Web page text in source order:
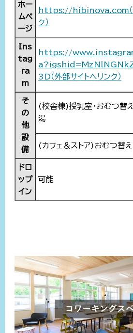
ホー
ムペ
ージ
https://hibinova.com（外
ク）
Ins
tag
ra
m
https://
3D（外部サイトへリンク）
そ
の
他
設
備
(校舎棟)授乳室・おむつ替
湯
(カフェ＆ストア)おむつ替
ドロ
ップ
イン
可能